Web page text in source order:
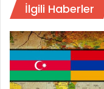
İlgili Haberler